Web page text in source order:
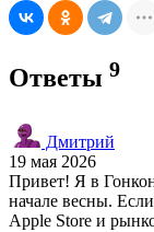
Ответы 9
Дмитрий
19 мая 2026
Привет! Я в
начале весны.
Apple Store и